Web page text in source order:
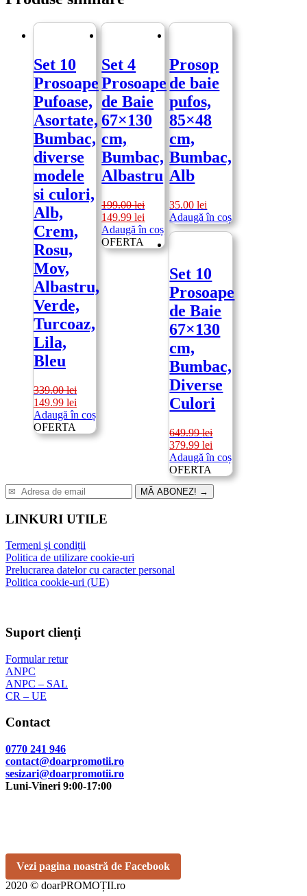
Set 10
Prosoape
Pufoase,
Asortate,
Bumbac,
diverse
modele
si culori,
Alb,
Crem,
Rosu,
Mov,
Albastru,
Verde,
Turcoaz,
Lila,
Bleu
339.00lei
Prețul
inițial
a
fost:
149.99 lei
curent
149.99 lei.
Adaugă în coș
OFERTA
Set 4
Prosoape
de Baie
67×130
cm,
Bumbac,
Albastru
199.00lei
Prețul
inițial
a
fost:
149.99lei
curent
este:
149.99 lei.
Adaugă în coș
OFERTA
Prosop
de baie
pufos,
85×48
cm,
Bumbac,
Alb
35.00lei
Adaugă în coș
Set 10
Prosoape
de Baie
67×130
cm,
Bumbac,
Diverse
Culori
649.99lei
Prețul
inițial
a
fost:
649.99 lei.
379.99lei
curent
379.99 lei.
Adaugă în coș
OFERTA
MĂ ABONEZ! →
LINKURI UTILE
Termeni și condiții
Politica de utilizare cookie-uri
Prelucrarea datelor cu caracter personal
Politica cookie-uri (UE)
Suport clienți
Formular retur
ANPC
ANPC – SAL
CR – UE
Contact
0770 241 946
contact@doarpromotii.ro
sesizari@doarpromotii.ro
Luni-Vineri 9:00-17:00
Vezi pagina noastră de Facebook
2020 © doarPROMOȚII.ro